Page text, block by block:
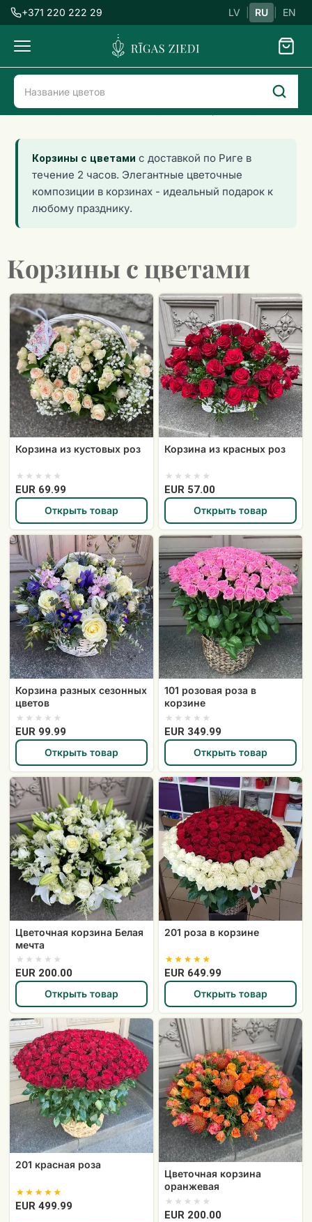
+371 220 222 29 LV RU EN
Доставка
цветов
Доставка цветов в Риге Все цветы Корзины с цветами
Корзины с цветами с доставкой по Риге в
течение 2 часов. Элегантные цветочные
композиции в корзинах - идеальный подарок к
любому празднику.
Корзины с цветами
Корзина
из
кустовых
Корзина из кустовых роз
EUR 69.99
Открыть товар
Корзина
из
красных
роз
Корзина из красных роз
EUR 57.00
Открыть товар
Корзина
разных
сезонных
цветов
Корзина разных сезонных
цветов
EUR 99.99
Открыть товар
101
розовая
роза
в
корзине
101 розовая роза в
корзине
EUR 349.99
Открыть товар
Цветочная
корзина
Белая
мечта
Цветочная корзина Белая
мечта
EUR 200.00
Открыть товар
201
роза
в
корзине
201 роза в корзине
EUR 649.99
Открыть товар
201
красная
роза
201 красная роза
EUR 499.99
Цветочная
корзина
оранжевая
Цветочная корзина
оранжевая
EUR 200.00